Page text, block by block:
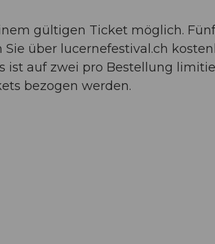
gültigen Ticket möglich.
Sie über lucernefestival.ch
ist auf zwei pro Bestellung
bezogen werden.